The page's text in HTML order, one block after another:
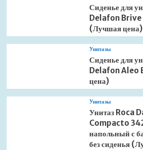
Сиденье для
Delafon
(Лучшая цена)
Унитазы
Сиденье для
Delafon Aleo
цена)
Унитазы
Унитаз Roca
Compacto
напольный с
без сиденья